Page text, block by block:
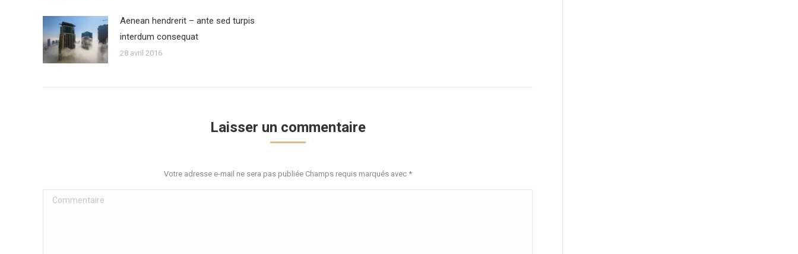
Aenean hendrerit – ante sed turpis
interdum consequat
28 avril 2016
Laisser un commentaire
Votre adresse e-mail ne sera pas publiée Champs requis marqués avec *
Commentaire